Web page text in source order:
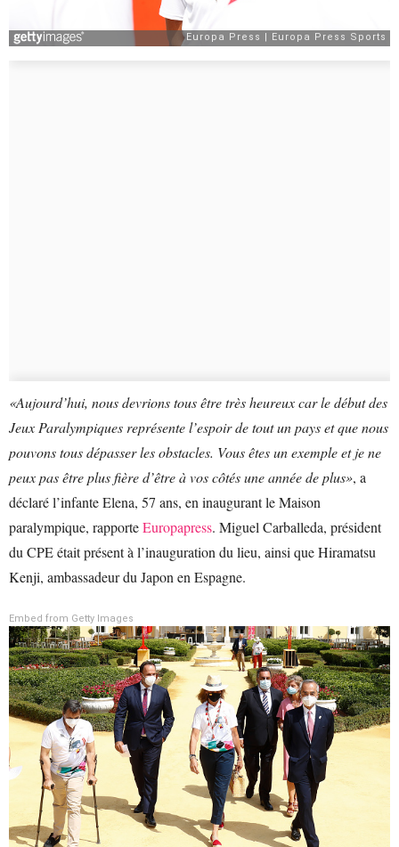
«Aujourd’hui, nous devrions tous être très heureux car le début des
Jeux Paralympiques représente l’espoir de tout un pays et que nous
pouvons tous dépasser les obstacles. Vous êtes un exemple et je ne
peux pas être plus fière d’être à vos côtés une année de plus», a
déclaré l’infante Elena, 57 ans, en inaugurant le Maison
paralympique, rapporteEuropapress. Miguel Carballeda, président
du CPE était présent à l’inauguration du lieu, ainsi que Hiramatsu
Kenji, ambassadeur du Japon en Espagne.
Embed from Getty Images